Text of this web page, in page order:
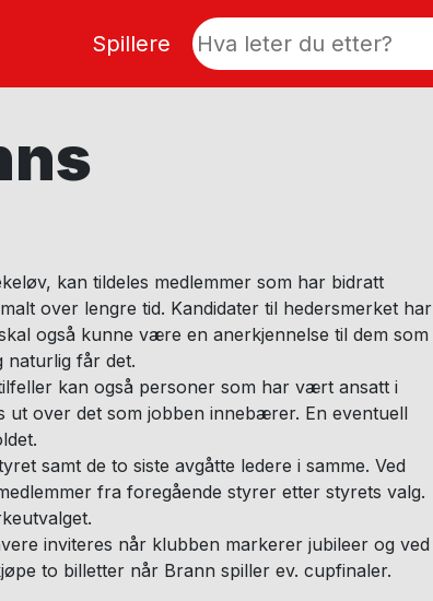
Spillere
kan tildeles medlemmer som har bidratt
over lengre tid. Kandidater til hedersmerket har
også kunne være en anerkjennelse til dem som
naturlig får det.
kan også personer som har vært ansatt i
over det som jobben innebærer. En eventuell
samt de to siste avgåtte ledere i samme. Ved
fra foregående styrer etter styrets valg.
inviteres når klubben markerer jubileer og ved
to billetter når Brann spiller ev. cupfinaler.